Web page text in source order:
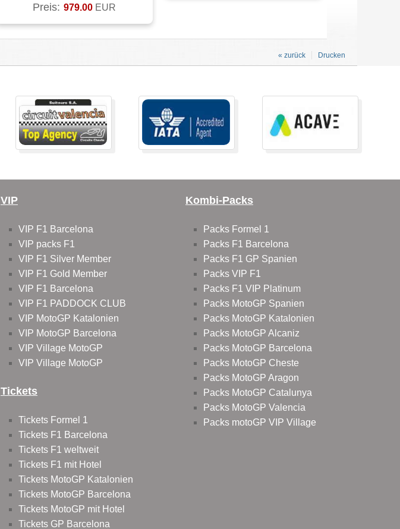
Preis: 979.00 EUR
Drucken
« zurück
VIP
VIP F1 Barcelona
VIP packs F1
VIP F1 Silver Member
VIP F1 Gold Member
VIP F1 Barcelona
VIP F1 PADDOCK CLUB
VIP MotoGP Katalonien
VIP MotoGP Barcelona
VIP Village MotoGP
VIP Village MotoGP
Tickets
Tickets Formel 1
Tickets F1 Barcelona
Tickets F1 weltweit
Tickets F1 mit Hotel
Tickets MotoGP Katalonien
Tickets MotoGP Barcelona
Tickets MotoGP mit Hotel
Tickets GP Barcelona
Kombi-Packs
Packs Formel 1
Packs F1 Barcelona
Packs F1 GP Spanien
Packs VIP F1
Packs F1 VIP Platinum
Packs MotoGP Spanien
Packs MotoGP Katalonien
Packs MotoGP Alcaniz
Packs MotoGP Barcelona
Packs MotoGP Cheste
Packs MotoGP Aragon
Packs MotoGP Catalunya
Packs MotoGP Valencia
Packs motoGP VIP Village